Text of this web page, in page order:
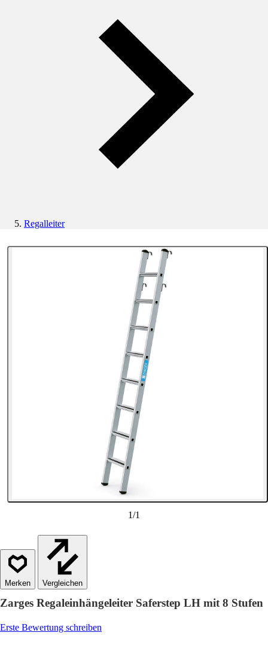
Regalleiter
1/1
Vergleichen
Zarges Regaleinhängeleiter Saferstep LH mit 8 Stufen
Erste Bewertung schreiben